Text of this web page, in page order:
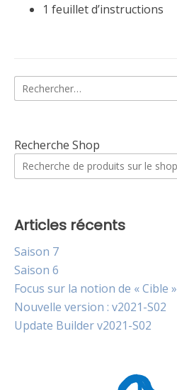
1 feuillet d’instructions
Rechercher :
Recherche Shop
Articles récents
Saison 7
Saison 6
Focus sur la notion de « Cible »
Nouvelle version : v2021-S02
Update Builder v2021-S02